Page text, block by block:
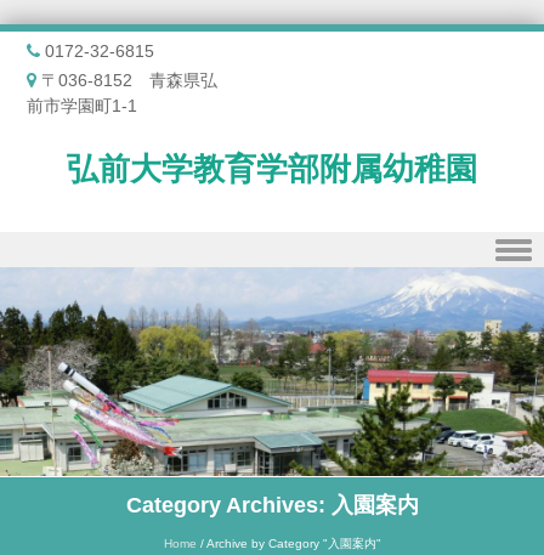
0172-32-6815
〒036-8152 青森県弘
前市学園町1-1
弘前大学教育学部附属幼稚園
Category Archives: 入園案内
Home /Archive by Category "入園案内"